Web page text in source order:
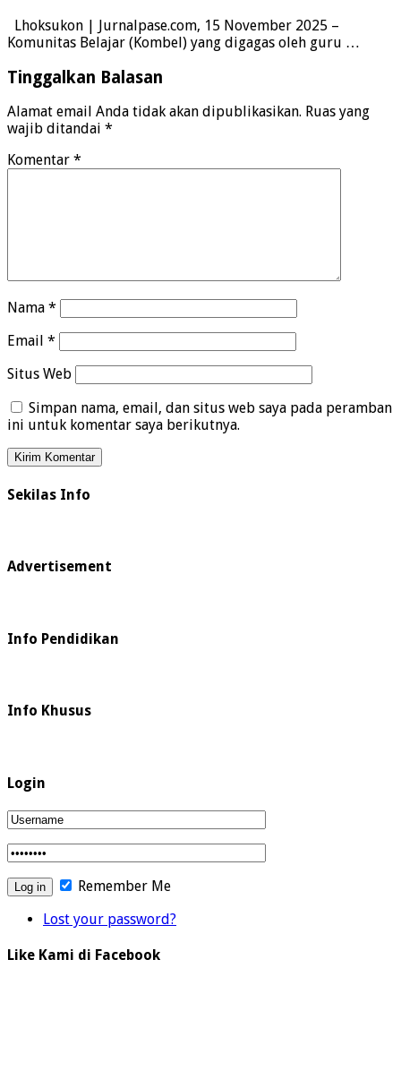
Lhoksukon | Jurnalpase.com, 15 November 2025 –
Komunitas Belajar (Kombel) yang digagas oleh guru …
Tinggalkan Balasan
Alamat email Anda tidak akan dipublikasikan. Ruas yang
wajib ditandai *
Komentar *
Nama *
Email *
Situs Web
Simpan nama, email, dan situs web saya pada peramban
ini untuk komentar saya berikutnya.
Sekilas Info
Advertisement
Info Pendidikan
Info Khusus
Login
Remember Me
Lost your password?
Like Kami di Facebook